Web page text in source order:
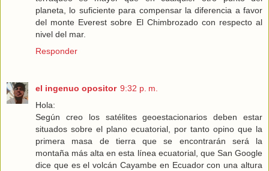
planeta, lo suficiente para compensar la diferencia a favor
del monte Everest sobre El Chimbrozado con respecto al
nivel del mar.
Responder
el ingenuo opositor 9:32 p. m.
Hola:
Según creo los satélites geoestacionarios deben estar
situados sobre el plano ecuatorial, por tanto opino que la
primera masa de tierra que se encontrarán será la
montaña más alta en esta línea ecuatorial, que San Google
dice que es el volcán Cayambe en Ecuador con una altura